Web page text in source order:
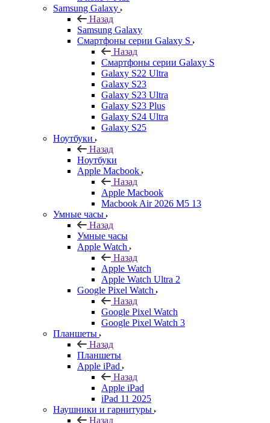
Samsung Galaxy
Назад
Samsung Galaxy
Смартфоны серии Galaxy S
Назад
Смартфоны серии Galaxy S
Galaxy S22 Ultra
Galaxy S23
Galaxy S23 Ultra
Galaxy S23 Plus
Galaxy S24 Ultra
Galaxy S25
Ноутбуки
Назад
Ноутбуки
Apple Macbook
Назад
Apple Macbook
Macbook Air 2026 M5 13
Умные часы
Назад
Умные часы
Apple Watch
Назад
Apple Watch
Apple Watch Ultra 2
Google Pixel Watch
Назад
Google Pixel Watch
Google Pixel Watch 3
Планшеты
Назад
Планшеты
Apple iPad
Назад
Apple iPad
iPad 11 2025
Наушники и гарнитуры
Назад